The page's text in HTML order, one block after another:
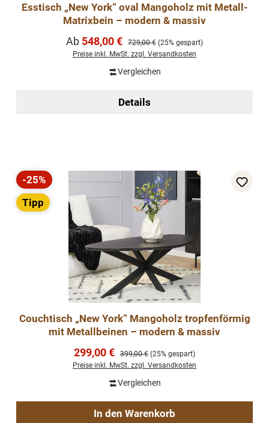
Esstisch „New York“ oval Mangoholz mit Metall-
Matrixbein – modern & massiv
Verkaufspreis:
Ab 548,00 € Regulärer Preis:
729,00 € (25% gespart)
Preise inkl. MwSt. zzgl. Versandkosten
Vergleichen
Details
Rabatt
-25%
Tipp
Couchtisch „New York“ Mangoholz tropfenförmig
mit Metallbeinen – modern & massiv
Verkaufspreis:
299,00 € Regulärer Preis:
399,00 € (25% gespart)
Preise inkl. MwSt. zzgl. Versandkosten
Vergleichen
In den Warenkorb